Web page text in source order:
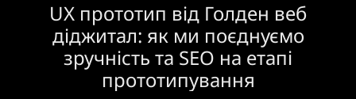
UX прототип від Голден веб
діджитал: як ми поєднуємо
зручність та SEO на етапі
прототипування